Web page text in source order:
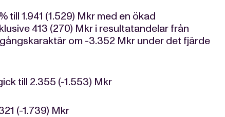
till 1.941 (1.529) Mkr med en ökad
413 (270) Mkr i resultatandelar från
om -3.352 Mkr under det fjärde
till 2.355 (-1.553) Mkr
(-1.739) Mkr